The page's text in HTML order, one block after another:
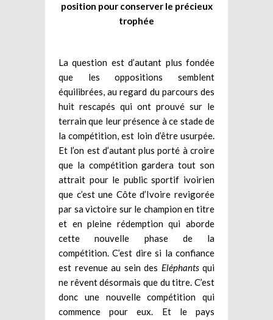
position pour conserver le précieux
trophée
La question est d’autant plus fondée
que les oppositions semblent
équilibrées, au regard du parcours des
huit rescapés qui ont prouvé sur le
terrain que leur présence à ce stade de
la compétition, est loin d’être usurpée.
Et l’on est d’autant plus porté à croire
que la compétition gardera tout son
attrait pour le public sportif ivoirien
que c’est une Côte d’Ivoire revigorée
par sa victoire sur le champion en titre
et en pleine rédemption qui aborde
cette nouvelle phase de la
compétition. C’est dire si la confiance
est revenue au sein des Eléphants qui
ne rêvent désormais que du titre. C’est
donc une nouvelle compétition qui
commence pour eux. Et le pays